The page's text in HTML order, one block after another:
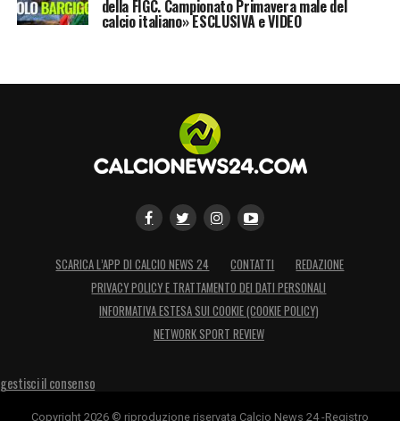
della FIGC. Campionato Primavera male del
calcio italiano» ESCLUSIVA e VIDEO
SCARICA L’APP DI CALCIO NEWS 24 CONTATTI
REDAZIONE
PRIVACY POLICY E TRATTAMENTO DEI DATI PERSONALI
INFORMATIVA ESTESA SUI COOKIE (COOKIE POLICY)
NETWORK SPORT REVIEW
gestisci il consenso
Copyright 2026 © riproduzione riservata Calcio News 24 -Registro